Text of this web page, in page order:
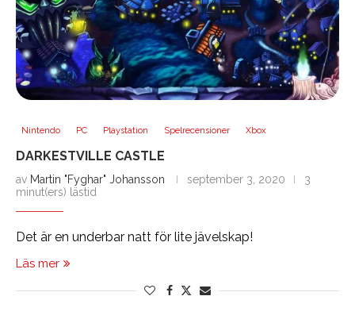
Nintendo PC Playstation Spelrecensioner Xbox
DARKESTVILLE CASTLE
av Martin "Fyghar" Johansson september 3, 2020
3
minut(ers) lästid
Det är en underbar natt för lite jävelskap!
Läs mer